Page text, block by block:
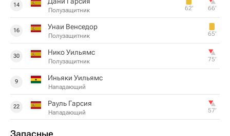
14
Полузащитник 62‎’‎ 66‎’‎
16 Унаи Венседор
Полузащитник 65‎’‎
30 Нико Уильямс
Полузащитник 75‎’‎
9 Иньяки Уильямс
Нападающий
22 Рауль Гарсия
Нападающий 57‎’‎
Запасные